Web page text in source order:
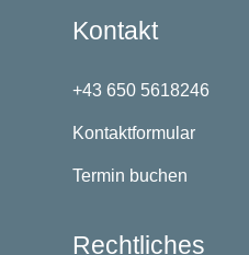
Kontakt
+43 650 5618246
Kontaktformular
Termin buchen
Rechtliches